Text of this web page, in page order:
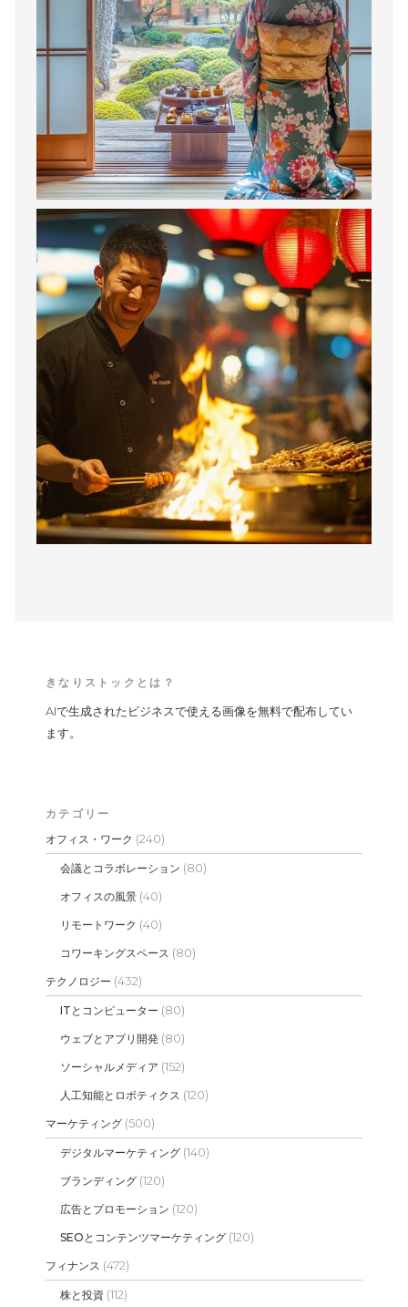
きなりストックとは？
AIで生成されたビジネスで使える画像を無料で配布してい
ます。
カテゴリー
オフィス・ワーク (240)
会議とコラボレーション (80)
オフィスの風景 (40)
リモートワーク (40)
コワーキングスペース (80)
テクノロジー (432)
ITとコンピューター (80)
ウェブとアプリ開発 (80)
ソーシャルメディア (152)
人工知能とロボティクス (120)
マーケティング (500)
デジタルマーケティング (140)
ブランディング (120)
広告とプロモーション (120)
SEOとコンテンツマーケティング (120)
フィナンス (472)
株と投資 (112)